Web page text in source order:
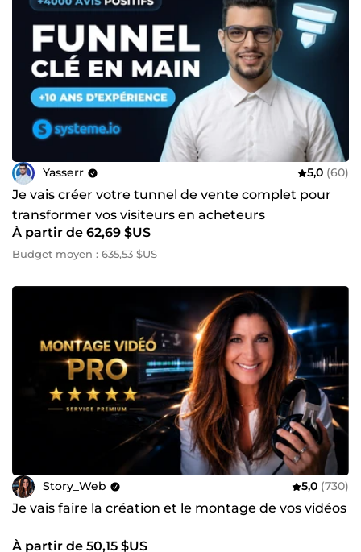
Yasserr 5,0 (60)
Je vais créer votre tunnel de vente complet pour
transformer vos visiteurs en acheteurs
À partir de 62,69 $US
Budget moyen : 635,53 $US
Story_Web 5,0 (730)
Je vais faire la création et le montage de vos vidéos
À partir de 50,15 $US